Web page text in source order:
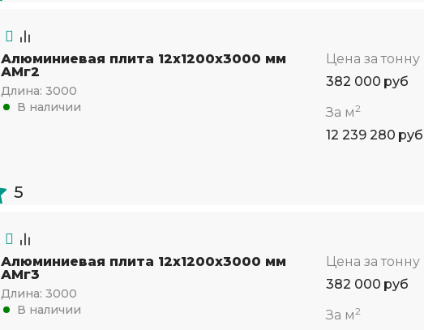
Алюминиевая плита 12x1200x3000 мм
АМг2
Длина: 3000
В наличии
Цена за тонну
382 000 руб
За м2
12 239 280 руб
5
Алюминиевая плита 12x1200x3000 мм
АМг3
Длина: 3000
В наличии
Цена за тонну
382 000 руб
За м2